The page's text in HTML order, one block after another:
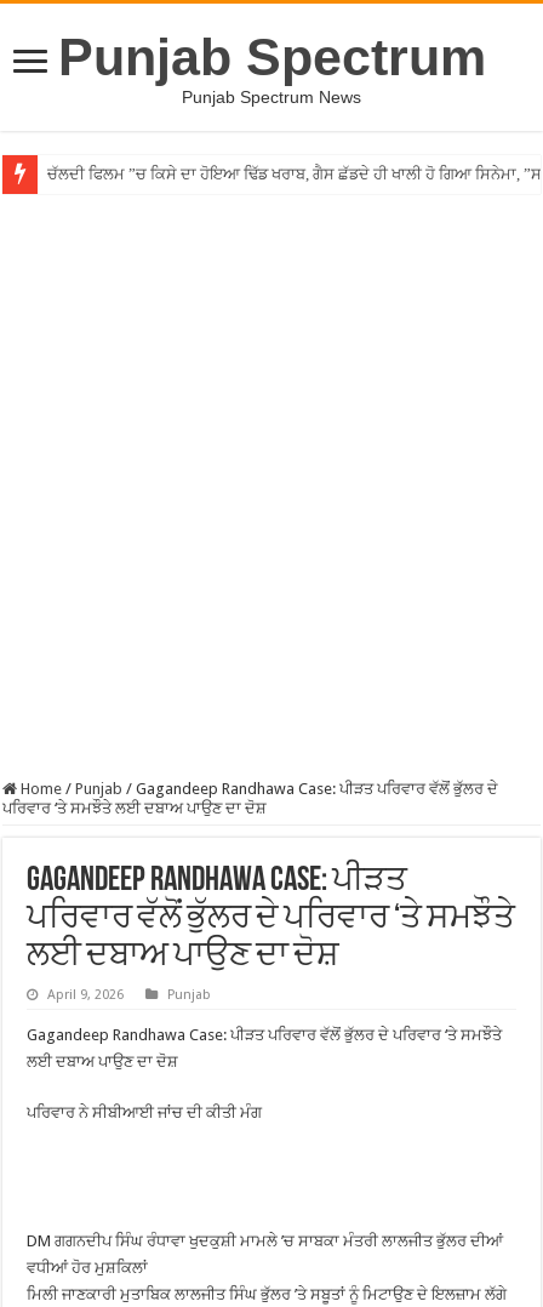
Punjab Spectrum
Punjab Spectrum News
ਚੱਲਦੀ ਫਿਲਮ ”ਚ ਕਿਸੇ ਦਾ ਹੋਇਆ ਢਿੱਡ ਖਰਾਬ, ਗੈਸ ਛੱਡਦੇ ਹੀ ਖਾਲੀ ਹੋ ਗਿਆ ਸਿਨੇਮਾ,
Punjab ”ਚ ਵੱਡੀ ਵਾਰਦਾਤ! ਰਾਹ ”ਚ ਘੇਰ ਨੌਜਵਾਨ ਦਾ ਸ਼ਰੇਆਮ ਗੋਲ਼ੀਆਂ ਮਾਰ ਕੇ ਕੀਤਾ
Home / Punjab / Gagandeep Randhawa Case: ਪੀੜਤ ਪਰਿਵਾਰ ਵੱਲੋਂ ਭੁੱਲਰ ਦੇ
ਪਰਿਵਾਰ ‘ਤੇ ਸਮਝੌਤੇ ਲਈ ਦਬਾਅ ਪਾਉਣ ਦਾ ਦੋਸ਼
Gagandeep Randhawa Case: ਪੀੜਤ
ਪਰਿਵਾਰ ਵੱਲੋਂ ਭੁੱਲਰ ਦੇ ਪਰਿਵਾਰ ‘ਤੇ ਸਮਝੌਤੇ
ਲਈ ਦਬਾਅ ਪਾਉਣ ਦਾ ਦੋਸ਼
April 9, 2026 Punjab
Gagandeep Randhawa Case: ਪੀੜਤ ਪਰਿਵਾਰ ਵੱਲੋਂ ਭੁੱਲਰ ਦੇ ਪਰਿਵਾਰ ‘ਤੇ ਸਮਝੌਤੇ
ਲਈ ਦਬਾਅ ਪਾਉਣ ਦਾ ਦੋਸ਼
ਪਰਿਵਾਰ ਨੇ ਸੀਬੀਆਈ ਜਾਂਚ ਦੀ ਕੀਤੀ ਮੰਗ
DM ਗਗਨਦੀਪ ਸਿੰਘ ਰੰਧਾਵਾ ਖੁਦਕੁਸ਼ੀ ਮਾਮਲੇ ’ਚ ਸਾਬਕਾ ਮੰਤਰੀ ਲਾਲਜੀਤ ਭੁੱਲਰ ਦੀਆਂ
ਵਧੀਆਂ ਹੋਰ ਮੁਸ਼ਕਿਲਾਂ
ਮਿਲੀ ਜਾਣਕਾਰੀ ਮੁਤਾਬਿਕ ਲਾਲਜੀਤ ਸਿੰਘ ਭੁੱਲਰ ’ਤੇ ਸਬੂਤਾਂ ਨੂੰ ਮਿਟਾਉਣ ਦੇ ਇਲਜ਼ਾਮ ਲੱਗੇ